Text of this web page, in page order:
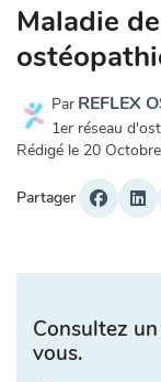
Maladie
Par REFLEX
1er réseau
Rédigé le 20
Partager
Consultez
vous.